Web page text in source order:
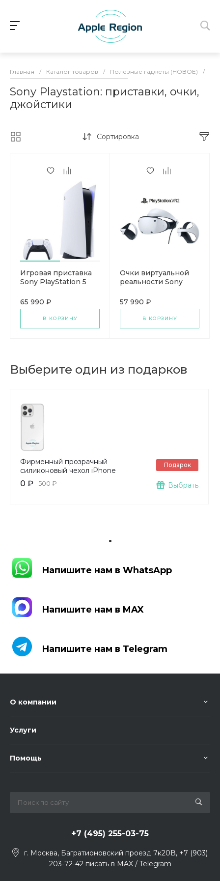
Главная / Каталог товаров / Полезные гаджеты (НОВОЕ) /
Sony Playstation: приставки, очки,
джойстики
Сортировка
Игровая приставка
Sony PlayStation 5
1000 ГБ SSD, без игр
65 990 ₽
В КОРЗИНУ
Очки виртуальной
реальности Sony
57 990 ₽
В КОРЗИНУ
Выберите один из подарков
Фирменный прозрачный
силиконовый чехол iPhone
0 ₽ 500 ₽
Подарок
Выбрать
.
Напишите нам в WhatsApp
Напишите нам в MAX
Напишите нам в Telegram
О компании
Услуги
Помощь
+7 (495) 255-03-75
г. Москва, Багратионовский проезд 7к20В, +7 (903)
203-72-42 писать в MAX / Telegram